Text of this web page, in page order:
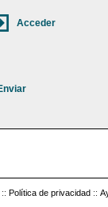
:: Política de privacidad ::